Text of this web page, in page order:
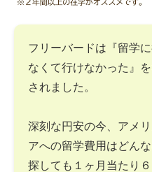
フリーバードは『留学
なくて行けなかった』
されました。
深刻な円安の今、アメ
アへの留学費用はどん
探しても１ヶ月当たり